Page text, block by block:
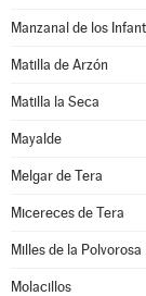
Manzanal de los
Matilla de Arzón
Matilla la Seca
Mayalde
Melgar de Tera
Micereces de Tera
Milles de la Polvorosa
Molacillos